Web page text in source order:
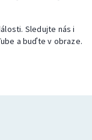
Sledujte nás i
a buďte v obraze.